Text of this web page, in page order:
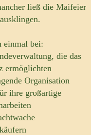
ließ die Maifeier
einmal bei:
die das
ermöglichten
Organisation
ihre großartige